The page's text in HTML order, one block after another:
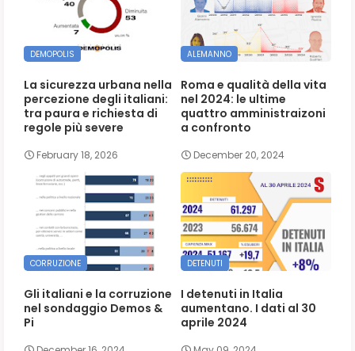
DEMOPOLIS
La sicurezza urbana nella
percezione degli italiani:
tra paura e richiesta di
regole più severe
February 18, 2026
ALEMANNO
Roma e qualità della vita
nel 2024: le ultime
quattro amministraizoni
a confronto
December 20, 2024
CORRUZIONE
Gli italiani e la corruzione
nel sondaggio Demos &
Pi
DETENUTI
I detenuti in Italia
aumentano. I dati al 30
aprile 2024